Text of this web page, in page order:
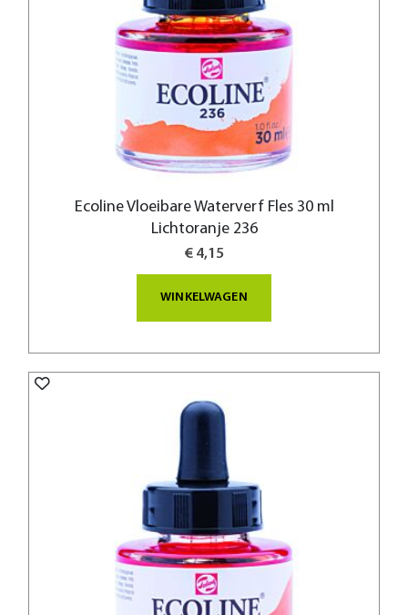
Ecoline Vloeibare Waterverf Fles 30 ml
Lichtoranje 236
€ 4,15
WINKELWAGEN